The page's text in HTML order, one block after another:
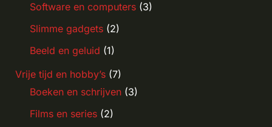
Software en computers(3)
Slimme gadgets(2)
Beeld en geluid (1)
Vrije tijd en hobby’s(7)
Boeken en schrijven(3)
Films en series(2)